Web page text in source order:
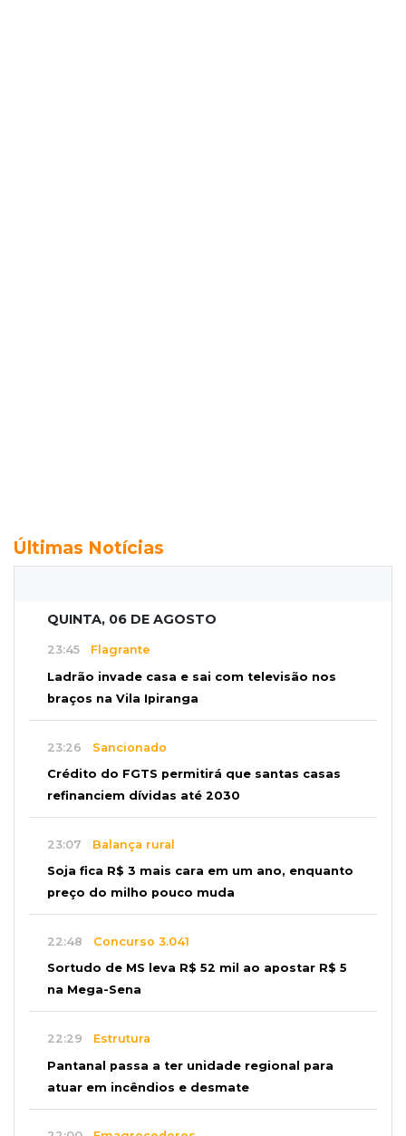
Últimas Notícias
QUINTA, 06 DE AGOSTO
23:45 Flagrante
Ladrão invade casa e sai com televisão nos
braços na Vila Ipiranga
23:26 Sancionado
Crédito do FGTS permitirá que santas casas
refinanciem dívidas até 2030
23:07 Balança rural
Soja fica R$ 3 mais cara em um ano, enquanto
preço do milho pouco muda
22:48 Concurso 3.041
Sortudo de MS leva R$ 52 mil ao apostar R$ 5
na Mega-Sena
22:29 Estrutura
Pantanal passa a ter unidade regional para
atuar em incêndios e desmate